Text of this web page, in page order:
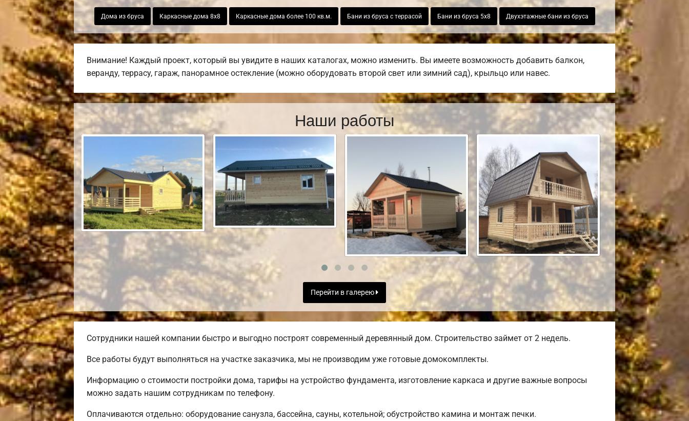
Дома из бруса Каркасные дома 8х8 Каркасные дома более 100 кв.м. Бани из бруса с террасой Бани из бруса 5х8 Двухэтажные бани из бруса
Внимание! Каждый проект, который вы увидите в наших каталогах, можно изменить. Вы имеете возможность добавить балкон,
веранду, террасу, гараж, панорамное остекление (можно оборудовать второй свет или зимний сад), крыльцо или навес.
Наши работы
Перейти в галерею
Сотрудники нашей компании быстро и выгодно построят современный деревянный дом. Строительство займет от 2 недель.
Все работы будут выполняться на участке заказчика, мы не производим уже готовые домокомплекты.
Информацию о стоимости постройки дома, тарифы на устройство фундамента, изготовление каркаса и другие важные вопросы
можно задать нашим сотрудникам по телефону.
Оплачиваются отдельно: оборудование санузла, бассейна, сауны, котельной; обустройство камина и монтаж печки.